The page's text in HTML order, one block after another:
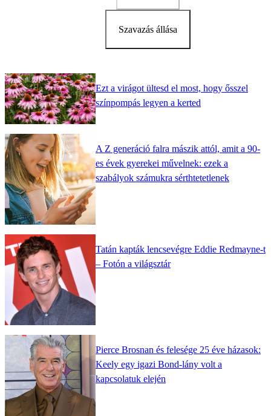
Szavazás állása
Ezt a virágot ültesd el most, hogy ősszel
színpompás legyen a kerted
A Z generáció falra mászik attól, amit a 90-
es évek gyerekei művelnek: ezek a
szabályok számukra sérthtetetlenek
Tatán kapták lencsevégre Eddie Redmayne-t
– Fotón a világsztár
Pierce Brosnan és felesége 25 éve házasok:
Keely egy igazi Bond-lány volt a
kapcsolatuk elején